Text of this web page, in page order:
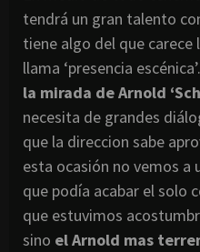
tendrá un gran talento
tiene algo del que carece
llama ‘presencia escénica’.
la mirada de Arnold
necesita de grandes
que la direccion sabe
esta ocasión no vemos
que podía acabar el solo
que estuvimos
sino el Arnold mas